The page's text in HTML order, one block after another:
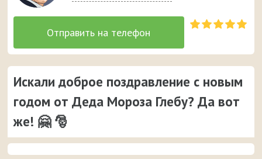
Искали доброе поздравление с новым
годом от Деда Мороза Глебу? Да вот
же! 🤗 🎅